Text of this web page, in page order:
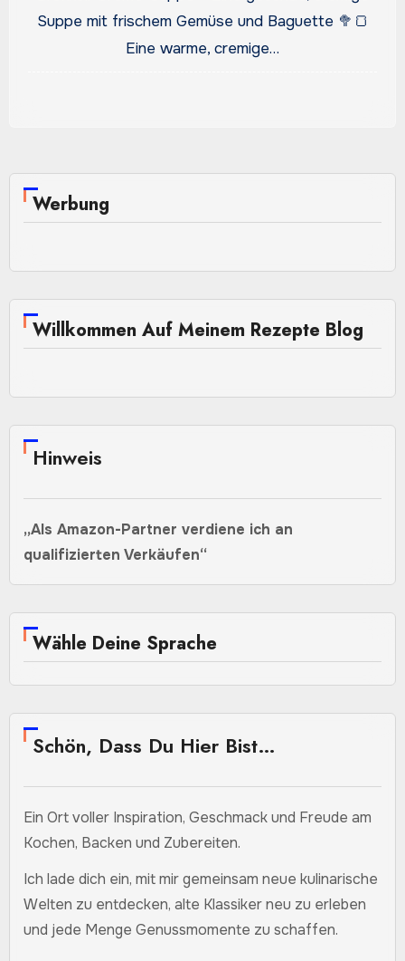
Baguette
Suppe mit frischem Gemüse und Baguette 🥦🍞
Eine warme, cremige…
Werbung
Willkommen Auf Meinem Rezepte Blog
Hinweis
„Als Amazon-Partner verdiene ich an
qualifizierten Verkäufen“
Wähle Deine Sprache
Schön, Dass Du Hier Bist…
Ein Ort voller Inspiration, Geschmack und Freude am
Kochen, Backen und Zubereiten.
Ich lade dich ein, mit mir gemeinsam neue kulinarische
Welten zu entdecken, alte Klassiker neu zu erleben
und jede Menge Genussmomente zu schaffen.